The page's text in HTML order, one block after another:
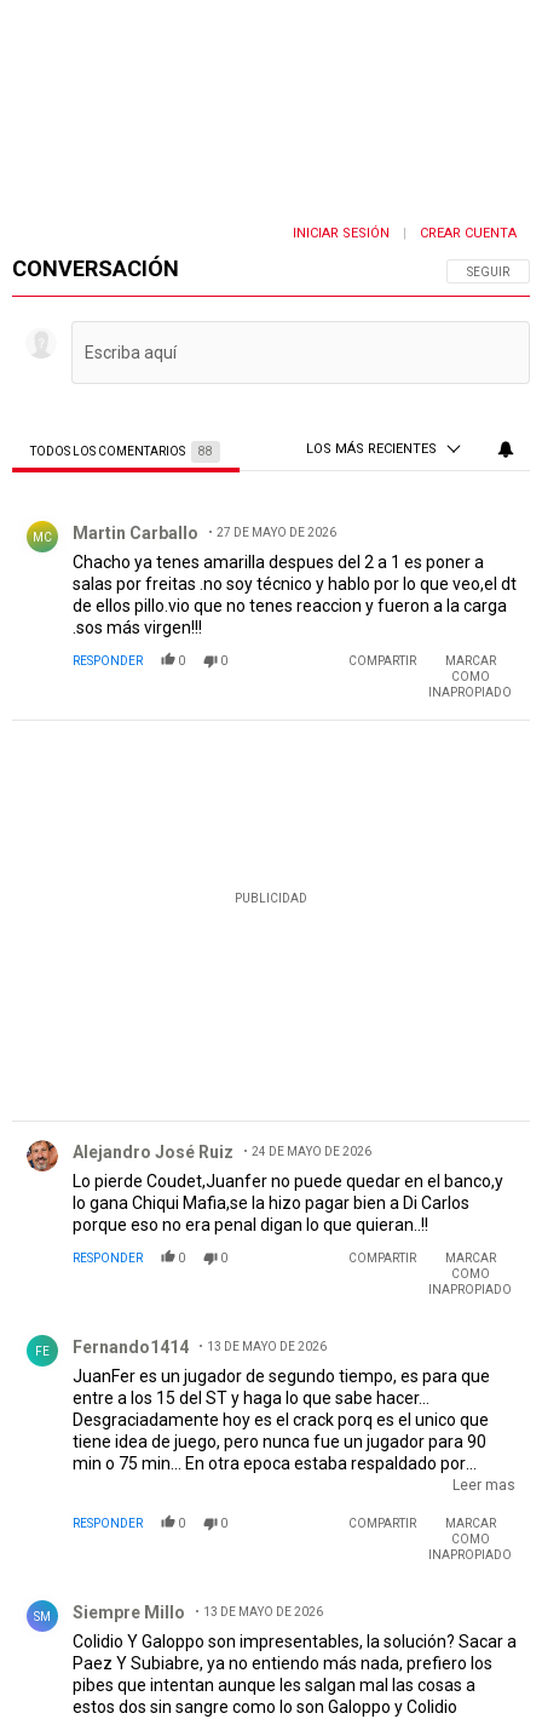
CONVERSACIÓN SIGA ESTA
SEGUIR
INICIAR SESIÓN CREAR CUENTA
TODOS LOS COMENTARIOS 88 LOS MÁS RECIENTES
MC Martin Carballo 27 DE MAYO DE 2026
Chacho ya tenes amarilla despues del 2 a 1 es poner a
salas por freitas .no soy técnico y hablo por lo que veo,el dt
de ellos pillo.vio que no tenes reaccion y fueron a la carga
.sos más virgen!!!
RESPONDER 0 0 COMPARTIR
MARCAR
COMO
INAPROPIADO
PUBLICIDAD
Alejandro José Ruiz 24 DE MAYO DE 2026
Lo pierde Coudet,Juanfer no puede quedar en el banco,y
lo gana Chiqui Mafia,se la hizo pagar bien a Di Carlos
porque eso no era penal digan lo que quieran..!!
RESPONDER 0 0 COMPARTIR
MARCAR
COMO
INAPROPIADO
FE Fernando1414 13 DE MAYO DE 2026
JuanFer es un jugador de segundo tiempo, es para que
entre a los 15 del ST y haga lo que sabe hacer...
Desgraciadamente hoy es el crack porq es el unico que
tiene idea de juego, pero nunca fue un jugador para 90
min o 75 min... En otra epoca estaba respaldado por
NachoF, Enzo Perez, Palacios, El Pity, pero hoy no tiene
combativo y canse al rival, para que despues entre JFQ y
haga un descalabro. Primero aguantar y cansar al
los segundos tiempos... Mi opinion, les puede gustar o no, y
si les duele ponganse Manzan
Leer mas
RESPONDER 0 0 COMPARTIR
MARCAR
COMO
INAPROPIADO
SM Siempre Millo 13 DE MAYO DE 2026
Colidio Y Galoppo son impresentables, la solución? Sacar a
Paez Y Subiabre, ya no entiendo más nada, prefiero los
pibes que intentan aunque les salgan mal las cosas a
estos dos sin sangre como lo son Galoppo y Colidio